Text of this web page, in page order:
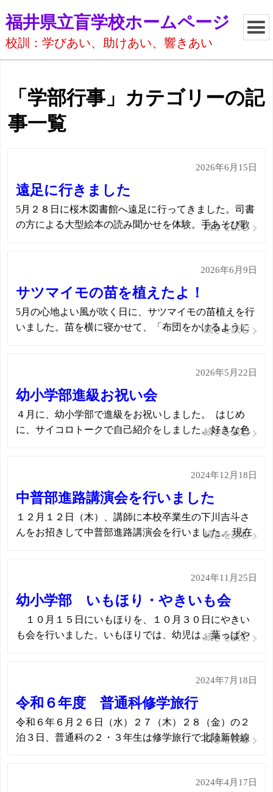
福井県立盲学校ホームページ
校訓：学びあい、助けあい、響きあい
「学部行事」カテゴリーの記
事一覧
2026年6月15日
遠足に行きました
5月２８日に桜木図書館へ遠足に行ってきました。司書
の方による大型絵本の読み聞かせを体験。手あそび歌
レーズに合わせて展開する絵本では、教師と共に体を
揺らしながら、目を見開いて楽しんでいま […]
続きを読む
2026年6月9日
サツマイモの苗を植えたよ！
5月の心地よい風が吹く日に、サツマイモの苗植えを行
いました。苗を横に寝かせて、「布団をかけるように
しました。じょうろの中の水を自分の指で確かめてか
ら苗に水をたっぷりあげました。&nbs […]
続きを読む
2026年5月22日
幼小学部進級お祝い会
４月に、幼小学部で進級をお祝いしました。 はじめ
に、サイコロトークで自己紹介をしました。好きな色
引きでは、何がでるかなと思いながら、ひもを引きま
した。&nbs […]
続きを読む
2024年12月18日
中普部進路講演会を行いました
１２月１２日（木）、講師に本校卒業生の下川吉斗さ
んをお招きして中普部進路講演会を行いました。 現在
下川さんのマッサージを切望してデイサービスセンタ
ーに通う、という方がいらっしゃるほど、 […]
続きを読む
2024年11月25日
幼小学部 いもほり・やきいも会
１０月１５日にいもほりを、１０月３０日にやきい
も会を行いました。いもほりでは、幼児は、葉っぱや
ょ。」と教師と一緒にひっぱりました。細めのいもが
２０個ほど収穫できました。 暖かい日差し […]
続きを読む
2024年7月18日
令和６年度 普通科修学旅行
令和６年６月２６日（水）２７（木）２８（金）の２
泊３日、普通科の２・３年生は修学旅行で北陸新幹線
門店など、東京ならではの施設を訪問しました。それ
続きを読む
2024年4月17日